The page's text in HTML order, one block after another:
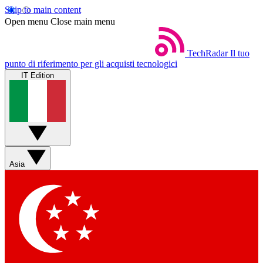
Skip to main content
Open menu Close main menu
TechRadar Il tuo
punto di riferimento per gli acquisti tecnologici
IT Edition
Asia